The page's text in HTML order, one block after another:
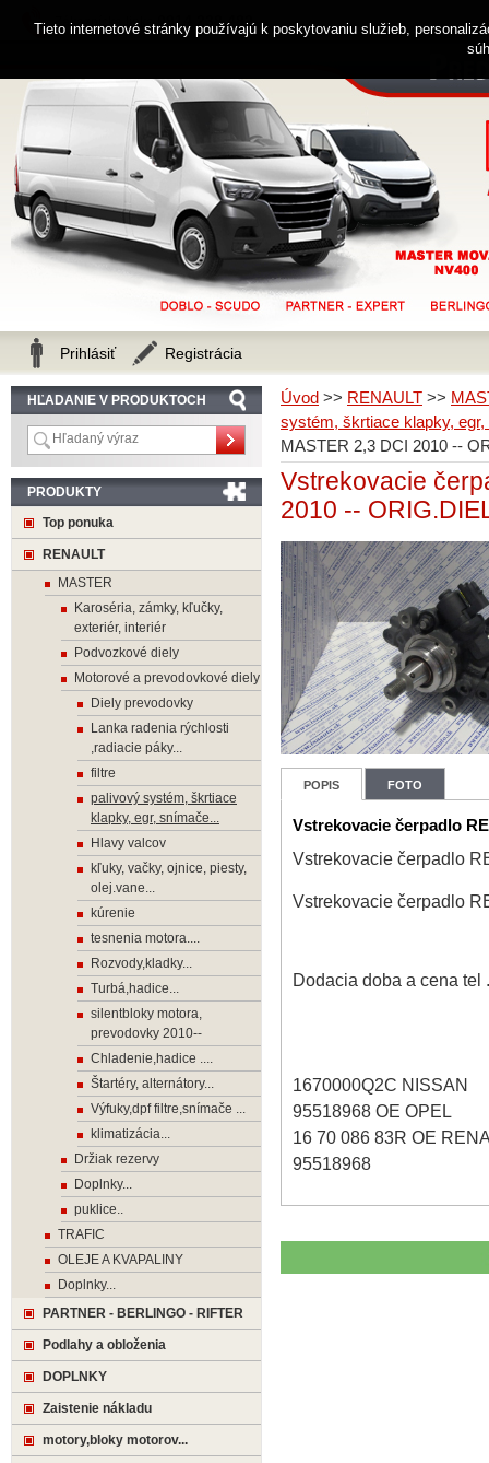
Úvod >> RENAULT >>
systém, škrtiace klapky,
MASTER 2,3 DCI 2010 --
Vstrekovacie
2010 --
POPIS FOTO
Vstrekovacie čerpadlo
Vstrekovacie čerpadlo
Vstrekovacie čerpadlo
Dodacia doba a cena tel
1670000Q2C NISSAN
95518968 OE OPEL
16 70 086 83R OE
95518968
HĽADANIE V PRODUKTOCH
PRODUKTY
Top ponuka
RENAULT
MASTER
Karoséria, zámky, kľučky,
exteriér, interiér
Podvozkové diely
Motorové a prevodovkové diely
Diely prevodovky
Lanka radenia rýchlosti
,radiacie páky...
filtre
palivový systém, škrtiace
klapky, egr, snímače...
Hlavy valcov
kľuky, vačky, ojnice, piesty,
olej.vane...
kúrenie
tesnenia motora....
Rozvody,kladky...
Turbá,hadice...
silentbloky motora,
prevodovky 2010--
Chladenie,hadice ....
Štartéry, alternátory...
Výfuky,dpf filtre,snímače ...
klimatizácia...
Držiak rezervy
Doplnky...
puklice..
TRAFIC
OLEJE A KVAPALINY
Doplnky...
PARTNER - BERLINGO - RIFTER
Podlahy a obloženia
DOPLNKY
Zaistenie nákladu
motory,bloky motorov...
Zákaznícka linka 0914 238 482
Prihlásiť Registrácia
Tieto internetové stránky používajú k poskytovaniu služieb,